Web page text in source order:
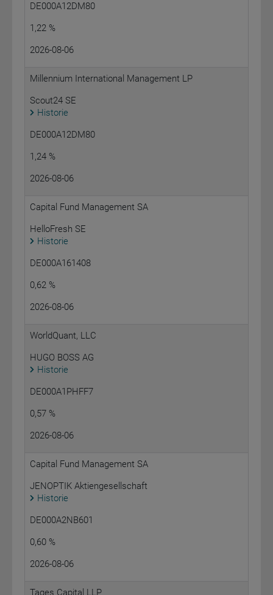
DE000A12DM80
1,22 %
2026-08-06
Millennium International Management LP
Scout24 SE
Historie
DE000A12DM80
1,24 %
2026-08-06
Capital Fund Management SA
HelloFresh SE
Historie
DE000A161408
0,62 %
2026-08-06
WorldQuant, LLC
HUGO BOSS AG
Historie
DE000A1PHFF7
0,57 %
2026-08-06
Capital Fund Management SA
JENOPTIK Aktiengesellschaft
Historie
DE000A2NB601
0,60 %
2026-08-06
Tages Capital LLP